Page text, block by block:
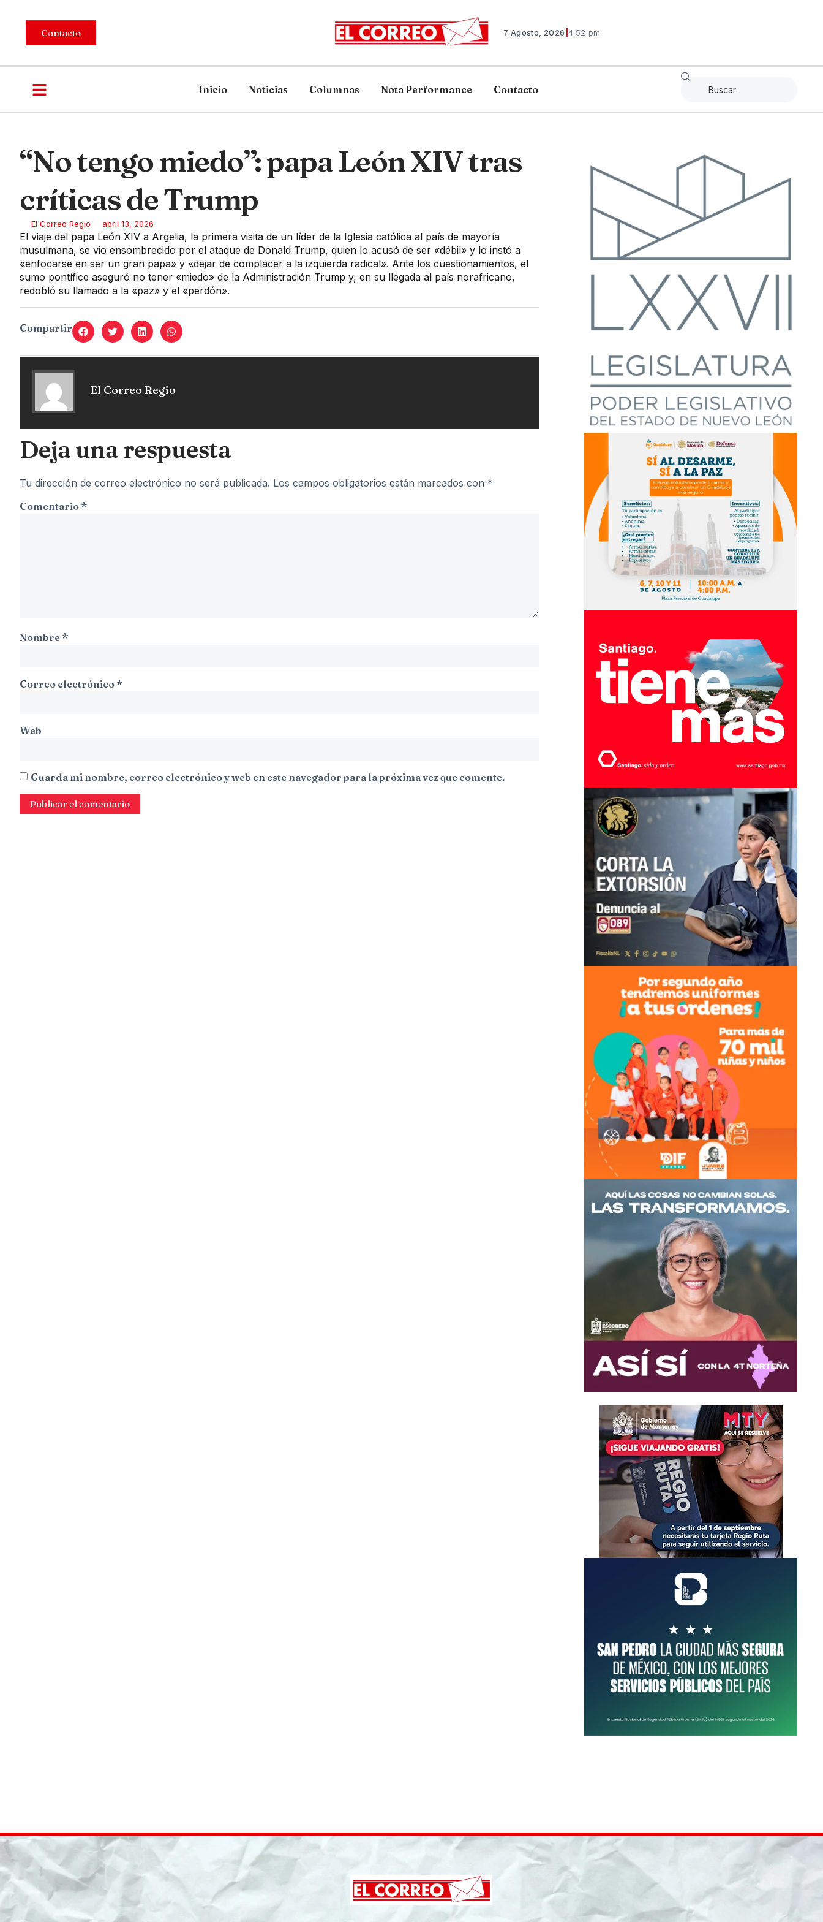
Contacto 7 Agosto, 2026 |4:52 pm
Inicio Noticias Columnas Nota Performance Contacto
“No tengo miedo”: papa León XIV tras
críticas de Trump
El Correo Regio abril 13, 2026
El viaje del papa León XIV a Argelia, la primera visita de un líder de la Iglesia católica al país de mayoría
musulmana, se vio ensombrecido por el ataque de Donald Trump, quien lo acusó de ser «débil» y lo instó a
«enfocarse en ser un gran papa» y «dejar de complacer a la izquierda radical». Ante los cuestionamientos, el
sumo pontífice aseguró no tener «miedo» de la Administración Trump y, en su llegada al país norafricano,
redobló su llamado a la «paz» y el «perdón».
Compartir
El Correo Regio
Deja una respuesta
Tu dirección de correo electrónico no será publicada. Los campos obligatorios están marcados con *
Comentario *
Nombre *
Correo electrónico *
Web
Guarda mi nombre, correo electrónico y web en este navegador para la próxima vez que comente.